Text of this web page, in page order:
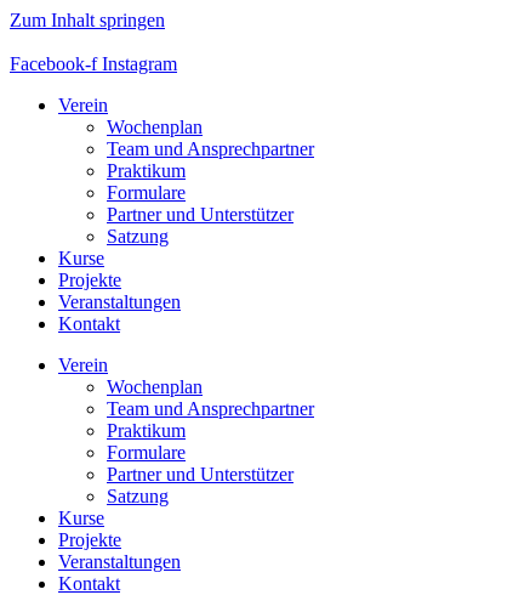
Zum Inhalt springen
Facebook-f Instagram
Verein
Wochenplan
Team und Ansprechpartner
Praktikum
Formulare
Partner und Unterstützer
Satzung
Kurse
Projekte
Veranstaltungen
Kontakt
Verein
Wochenplan
Team und Ansprechpartner
Praktikum
Formulare
Partner und Unterstützer
Satzung
Kurse
Projekte
Veranstaltungen
Kontakt